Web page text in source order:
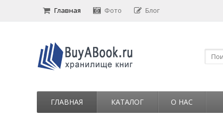
Главная Фото Блог
ГЛАВНАЯ КАТАЛОГ О НАС